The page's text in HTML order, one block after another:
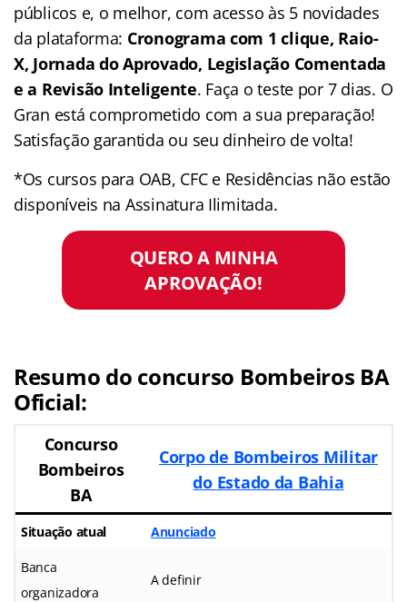
públicos e, o melhor, com acesso às 5 novidades
da plataforma: Cronograma com 1 clique, Raio-
X, Jornada do Aprovado, Legislação Comentada
e a Revisão Inteligente. Faça o teste por 7 dias. O
Gran está comprometido com a sua preparação!
Satisfação garantida ou seu dinheiro de volta!
*Os cursos para OAB, CFC e Residências não estão
disponíveis na Assinatura Ilimitada.
QUERO A MINHA
APROVAÇÃO!
Resumo do concurso Bombeiros BA
Oficial:
Concurso
Bombeiros
BA
Corpo de Bombeiros Militar
do Estado da Bahia
Situação atual Anunciado
Banca
organizadora
A definir